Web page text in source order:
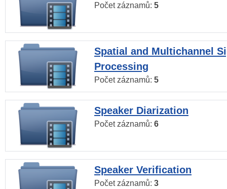
Počet záznamů: 5
Spatial and Multichannel
Processing
Počet záznamů: 5
Speaker Diarization
Počet záznamů: 6
Speaker Verification
Počet záznamů: 3